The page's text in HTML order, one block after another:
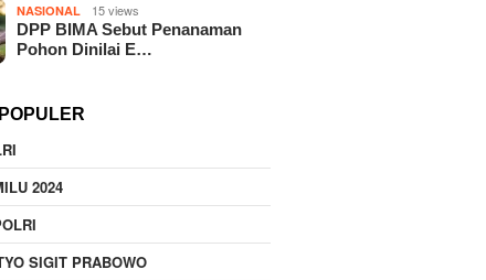
NASIONAL 15 views
DPP BIMA Sebut Penanaman
Pohon Dinilai E…
2024
SIGIT PRABOWO